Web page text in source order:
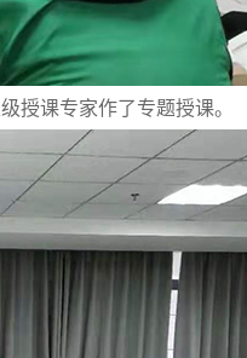
课专家作了专题授课。